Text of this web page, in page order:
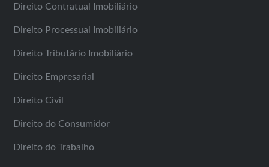
Direito Contratual Imobiliário
Direito Processual Imobiliário
Direito Tributário Imobiliário
Direito Empresarial
Direito Civil
Direito do Consumidor
Direito do Trabalho